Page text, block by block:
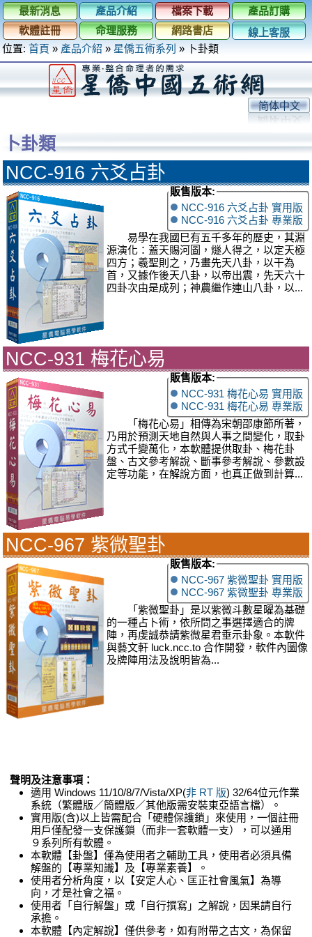
最新消息 產品介紹 檔案下載
產品訂購
軟體註冊
命理服務 網路書店
線上客服
位置: 首頁 » 產品介紹 » 星僑五術系列 » 卜卦類
简体中文
卜卦類
NCC-916 六爻占卦
販售版本:
NCC-916 六爻占卦 實用版
NCC-916 六爻占卦 專業版
易學在我國巳有五千多年的歷史，其淵
源演化：蓋天賜河圖，燧人得之，以定天極
四方；羲聖則之，乃畫先天八卦，以干為
首，又據作後天八卦，以帝出震，先天六十
四卦次由是成列；神農繼作連山八卦，以...
NCC-931 梅花心易
販售版本:
NCC-931 梅花心易 實用版
NCC-931 梅花心易 專業版
「梅花心易」相傳為宋朝邵康節所著，
乃用於預測天地自然與人事之間變化，取卦
方式千變萬化，本軟體提供取卦、梅花卦
盤、古文參考解說、斷事參考解說、參數設
定等功能，在解說方面，也真正做到計算...
NCC-967 紫微聖卦
販售版本:
NCC-967 紫微聖卦 實用版
NCC-967 紫微聖卦 專業版
「紫微聖卦」是以紫微斗數星曜為基礎
的一種占卜術，依所問之事選擇適合的牌
陣，再虔誠恭請紫微星君垂示卦象。本軟件
與藝文軒 luck.ncc.to 合作開發，軟件內圖像
及牌陣用法及說明皆為...
聲明及注意事項：
適用 Windows 11/10/8/7/Vista/XP(非 RT 版) 32/64位元作業
系統（繁體版／簡體版／其他版需安裝東亞語言檔）。
實用版(含)以上皆需配合「硬體保護鎖」來使用，一個註冊
用戶僅配發一支保護鎖（而非一套軟體一支），可以通用
９系列所有軟體。
本軟體【卦盤】僅為使用者之輔助工具，使用者必須具備
解盤的【專業知識】及【專業素養】。
使用者分析角度，以【安定人心、匡正社會風氣】為導
向，才是社會之福。
使用者「自行解盤」或「自行撰寫」之解說，因果請自行
承擔。
本軟體【內定解說】僅供參考，如有附帶之古文，為保留